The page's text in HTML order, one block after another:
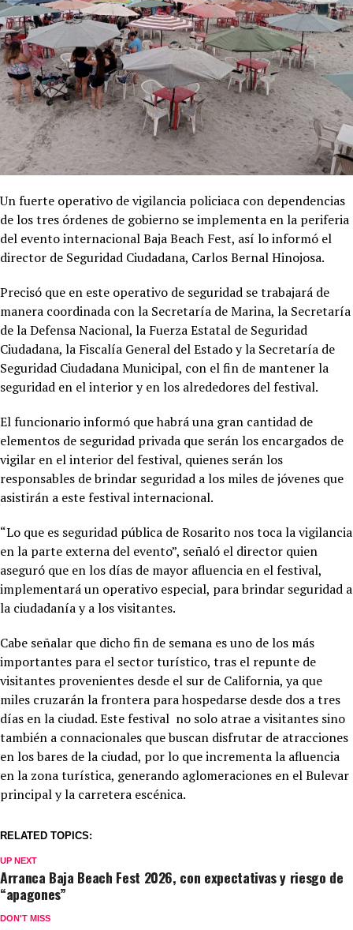
Un fuerte operativo de vigilancia policiaca con dependencias
de los tres órdenes de gobierno se implementa en la periferia
del evento internacional Baja Beach Fest, así lo informó el
director de Seguridad Ciudadana, Carlos Bernal Hinojosa.
Precisó que en este operativo de seguridad se trabajará de
manera coordinada con la Secretaría de Marina, la Secretaría
de la Defensa Nacional, la Fuerza Estatal de Seguridad
Ciudadana, la Fiscalía General del Estado y la Secretaría de
Seguridad Ciudadana Municipal, con el fin de mantener la
seguridad en el interior y en los alrededores del festival.
El funcionario informó que habrá una gran cantidad de
elementos de seguridad privada que serán los encargados de
vigilar en el interior del festival, quienes serán los
responsables de brindar seguridad a los miles de jóvenes que
asistirán a este festival internacional.
“Lo que es seguridad pública de Rosarito nos toca la vigilancia
en la parte externa del evento”, señaló el director quien
aseguró que en los días de mayor afluencia en el festival,
implementará un operativo especial, para brindar seguridad a
la ciudadanía y a los visitantes.
Cabe señalar que dicho fin de semana es uno de los más
importantes para el sector turístico, tras el repunte de
visitantes provenientes desde el sur de California, ya que
miles cruzarán la frontera para hospedarse desde dos a tres
días en la ciudad. Este festival no solo atrae a visitantes sino
también a connacionales que buscan disfrutar de atracciones
en los bares de la ciudad, por lo que incrementa la afluencia
en la zona turística, generando aglomeraciones en el Bulevar
principal y la carretera escénica.
RELATED TOPICS:
UP NEXT
Arranca Baja Beach Fest 2026, con expectativas y riesgo de
“apagones”
DON'T MISS